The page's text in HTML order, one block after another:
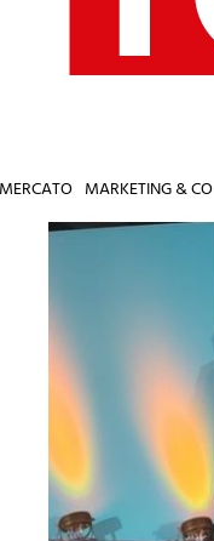
MERCATO MARKETING & CO